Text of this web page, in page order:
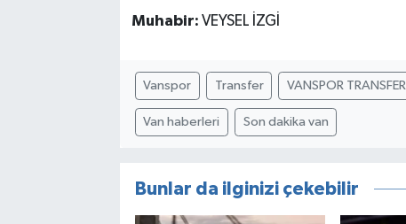
Muhabir: VEYSEL İZGİ
Vanspor Transfer VANSPOR TRANSFER
Van haberleri Son dakika van
Bunlar da ilginizi çekebilir